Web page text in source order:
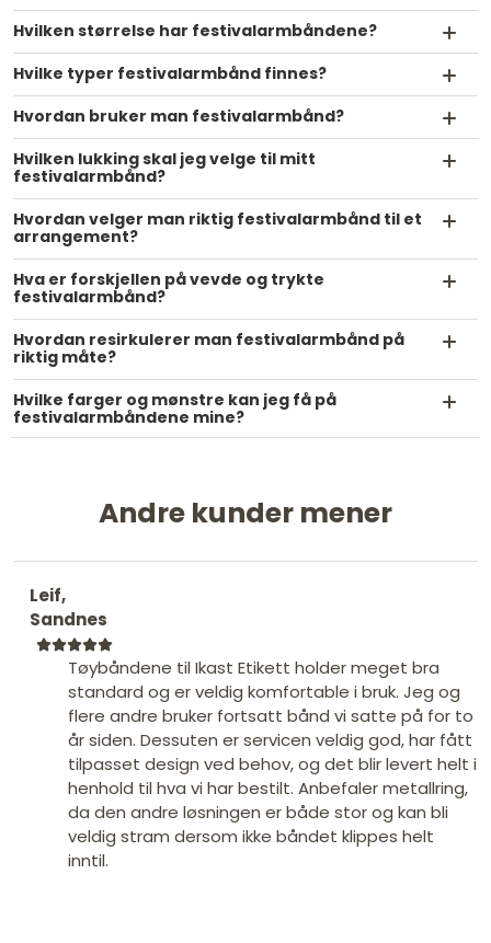
Hvilken størrelse har festivalarmbåndene?
Hvilke typer festivalarmbånd finnes?
Hvordan bruker man festivalarmbånd?
Hvilken lukking skal jeg velge til mitt
festivalarmbånd?
Hvordan velger man riktig festivalarmbånd til et
arrangement?
Hva er forskjellen på vevde og trykte
festivalarmbånd?
Hvordan resirkulerer man festivalarmbånd på
riktig måte?
Hvilke farger og mønstre kan jeg få på
festivalarmbåndene mine?
Andre kunder mener
Leif,
Sandnes
Tøybåndene til Ikast Etikett holder meget bra
standard og er veldig komfortable i bruk. Jeg og
flere andre bruker fortsatt bånd vi satte på for to
år siden. Dessuten er servicen veldig god, har fått
tilpasset design ved behov, og det blir levert helt i
henhold til hva vi har bestilt. Anbefaler metallring,
da den andre løsningen er både stor og kan bli
veldig stram dersom ikke båndet klippes helt
inntil.